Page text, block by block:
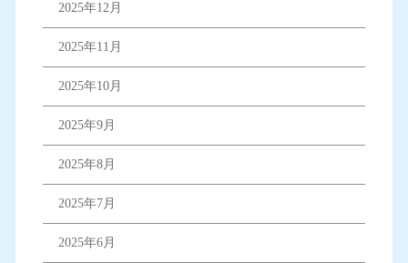
2025年12月
2025年11月
2025年10月
2025年9月
2025年8月
2025年7月
2025年6月